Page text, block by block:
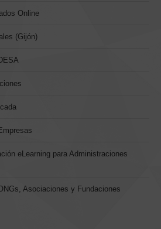
Online
(Gijón)
eLearning para Administraciones
Asociaciones y Fundaciones